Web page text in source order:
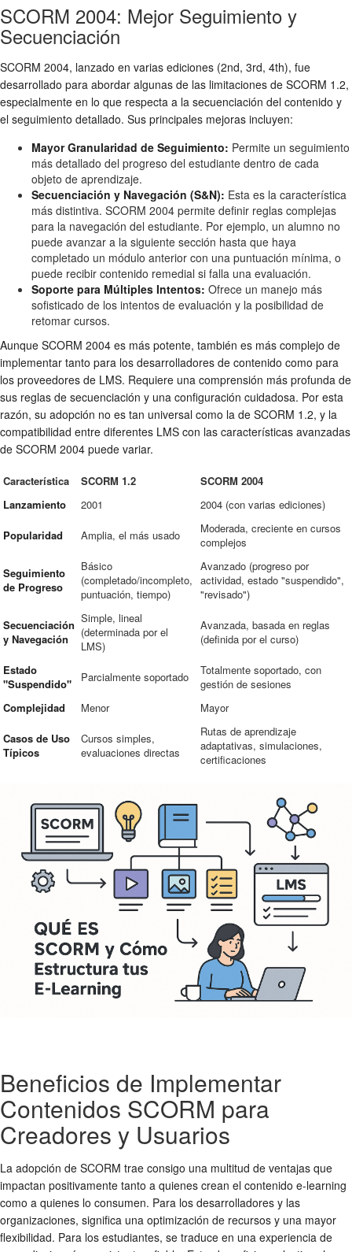
SCORM 2004: Mejor Seguimiento y
Secuenciación
SCORM 2004, lanzado en varias ediciones (2nd, 3rd, 4th), fue
desarrollado para abordar algunas de las limitaciones de SCORM 1.2,
especialmente en lo que respecta a la secuenciación del contenido y
el seguimiento detallado. Sus principales mejoras incluyen:
Mayor Granularidad de Seguimiento: Permite un seguimiento
más detallado del progreso del estudiante dentro de cada
objeto de aprendizaje.
Secuenciación y Navegación (S&N): Esta es la característica
más distintiva. SCORM 2004 permite definir reglas complejas
para la navegación del estudiante. Por ejemplo, un alumno no
puede avanzar a la siguiente sección hasta que haya
completado un módulo anterior con una puntuación mínima, o
puede recibir contenido remedial si falla una evaluación.
Soporte para Múltiples Intentos: Ofrece un manejo más
sofisticado de los intentos de evaluación y la posibilidad de
retomar cursos.
Aunque SCORM 2004 es más potente, también es más complejo de
implementar tanto para los desarrolladores de contenido como para
los proveedores de LMS. Requiere una comprensión más profunda de
sus reglas de secuenciación y una configuración cuidadosa. Por esta
razón, su adopción no es tan universal como la de SCORM 1.2, y la
compatibilidad entre diferentes LMS con las características avanzadas
de SCORM 2004 puede variar.
Característica SCORM 1.2
SCORM 2004
Lanzamiento
2001 2004 (con varias ediciones)
Popularidad Amplia, el más usado
Moderada, creciente en cursos
complejos
Seguimiento
de Progreso
Básico
(completado/incompleto,
puntuación, tiempo)
Avanzado (progreso por
actividad, estado "suspendido",
"revisado")
Secuenciación
y Navegación
Simple, lineal
(determinada por el
LMS)
Avanzada, basada en reglas
(definida por el curso)
Estado
"Suspendido"
Parcialmente soportado
Totalmente soportado, con
gestión de sesiones
Complejidad
Menor Mayor
Casos de Uso
Típicos
Cursos simples,
evaluaciones directas
Rutas de aprendizaje
adaptativas, simulaciones,
certificaciones
Beneficios de Implementar
Contenidos SCORM para
Creadores y Usuarios
La adopción de SCORM trae consigo una multitud de ventajas que
impactan positivamente tanto a quienes crean el contenido e-learning
como a quienes lo consumen. Para los desarrolladores y las
organizaciones, significa una optimización de recursos y una mayor
flexibilidad. Para los estudiantes, se traduce en una experiencia de